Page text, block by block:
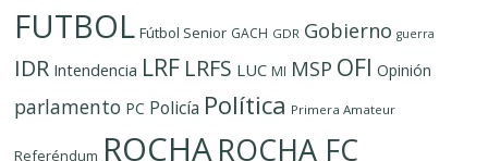
FUTBOL Fútbol Senior GACH GDR Gobierno guerra
IDR Intendencia LRF LRFS LUC MI MSP OFI Opinión
parlamento PC Policía Política Primera Amateur
Referéndum ROCHAROCHA FC